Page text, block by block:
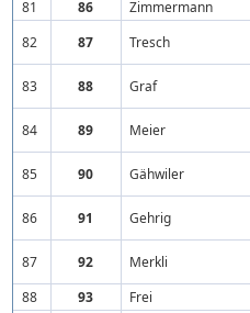
81
86 Zimmermann
82
87 Tresch
83 88 Graf
84 89 Meier
85 90 Gähwiler
86 91 Gehrig
87 92 Merkli
88
93 Frei